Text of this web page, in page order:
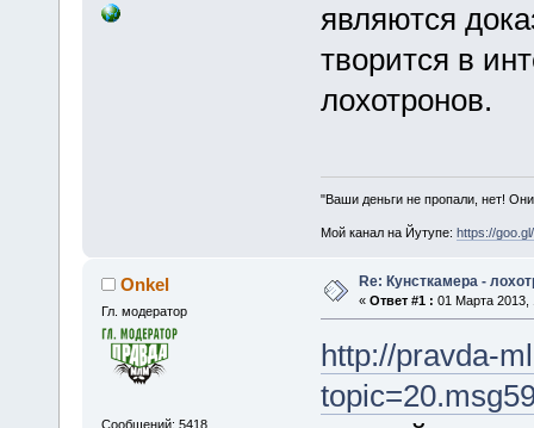
являются
творится в
лохотронов.
"Ваши деньги не пропали, нет!
Мой канал на Йутупе: https://
Onkel
Гл. модератор
Сообщений: 5418
Re: Кунсткамера -
« Ответ #1 : 01 Марта 2013,
http://pravda-